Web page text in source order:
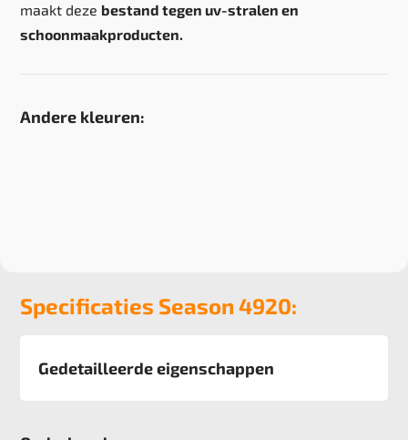
maakt deze bestand tegen uv-stralen en
schoonmaakproducten.
Andere kleuren:
Specificaties Season 4920:
Gedetailleerde eigenschappen